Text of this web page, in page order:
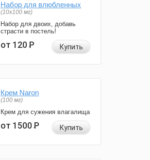
Набор для влюбленных
(10х100 мг)
Набор для двоих, добавь
страсти в постель!
от 120Р Купить
Крем Naron
(100 мг)
Крем для сужения влагалища
от 1500Р Купить